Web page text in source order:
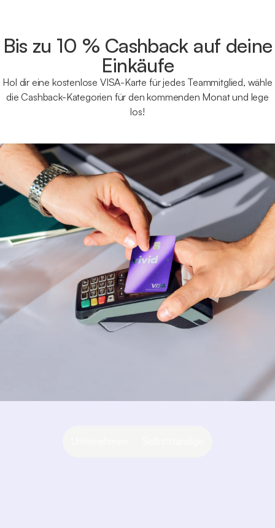
Bis zu 10 % Cashback auf deine
Einkäufe
Hol dir eine kostenlose VISA-Karte für jedes Teammitglied, wähle
die Cashback-Kategorien für den kommenden Monat und lege
los!